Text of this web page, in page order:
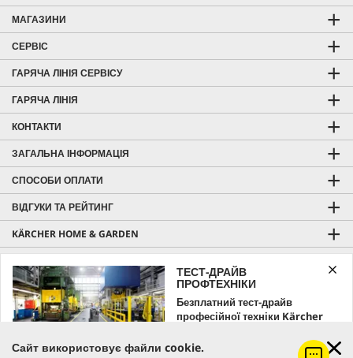
Сайт використовує файли cookie.
ТЕСТ-ДРАЙВ
ПРОФТЕХНІКИ
Безплатний тест-драйв
професійної техніки Kärcher
Залишайте заявку вже зараз!
МАГАЗИНИ
СЕРВІС
ГАРЯЧА ЛІНІЯ СЕРВІСУ
ГАРЯЧА ЛІНІЯ
КОНТАКТИ
ЗАГАЛЬНА ІНФОРМАЦІЯ
СПОСОБИ ОПЛАТИ
ВІДГУКИ ТА РЕЙТИНГ
KÄRCHER HOME & GARDEN